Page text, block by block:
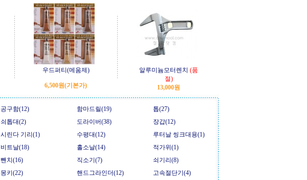
우드퍼티(메움제)
6,500원(기본가)
알루미늄모터렌치 (품
절)
13,000원
공구함(12) 함마드릴(19)
톱(27)
쇠톱대(2) 도라이버(38)
장갑(12)
시린다 기리(1) 수평대(12)
루터날 씽크대용(1)
비트날(18) 홀소날(14)
적가위(1)
뺀치(16) 직소기(7)
쇠기리(8)
몽키(22) 핸드그라인더(12)
고속절단기(4)